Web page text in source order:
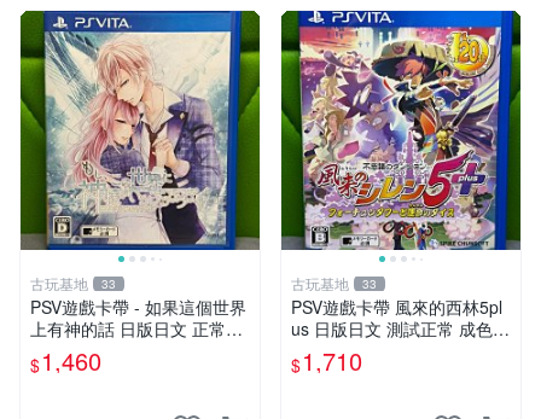
古玩基地 33
PSV遊戲卡帶 - 如果這個世界
上有神的話 日版日文 正常可
玩 神秘成色參考圖 售後不退
如果這是你想找的游戲 請先
$1,460
古玩基地 33
PSV遊戲卡帶 風來的西林5pl
us 日版日文 測試正常 成色如
圖 買家自負 風來的西林5plus
PSV 日版
$1,710